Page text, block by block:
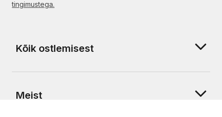
tingimustega.
Kõik ostlemisest
Meist